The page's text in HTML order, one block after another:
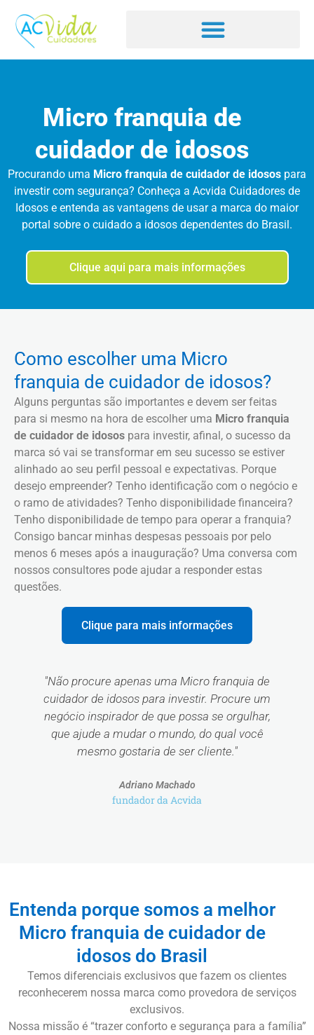
Micro franquia de
cuidador de idosos
Procurando uma Micro franquia de cuidador de idosos para
investir com segurança? Conheça a Acvida Cuidadores de
Idosos e entenda as vantagens de usar a marca do maior
portal sobre o cuidado a idosos dependentes do Brasil.
Clique aqui para mais informações
Como escolher uma Micro
franquia de cuidador de idosos?
Alguns perguntas são importantes e devem ser feitas
para si mesmo na hora de escolher uma Micro franquia
de cuidador de idosos para investir, afinal, o sucesso da
marca só vai se transformar em seu sucesso se estiver
alinhado ao seu perfil pessoal e expectativas. Porque
desejo empreender? Tenho identificação com o negócio e
o ramo de atividades? Tenho disponibilidade financeira?
Tenho disponibilidade de tempo para operar a franquia?
Consigo bancar minhas despesas pessoais por pelo
menos 6 meses após a inauguração? Uma conversa com
nossos consultores pode ajudar a responder estas
questões.
Clique para mais informações
"Não procure apenas uma Micro franquia de
cuidador de idosos para investir. Procure um
negócio inspirador de que possa se orgulhar,
que ajude a mudar o mundo, do qual você
mesmo gostaria de ser cliente."
Adriano Machado
fundador da Acvida
Entenda porque somos a melhor
Micro franquia de cuidador de
idosos do Brasil
Temos diferenciais exclusivos que fazem os clientes
reconhecerem nossa marca como provedora de serviços
exclusivos.
Nossa missão é “trazer conforto e segurança para a família”